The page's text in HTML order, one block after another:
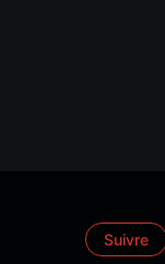
Suivre